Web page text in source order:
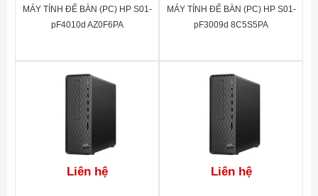
MÁY TÍNH ĐỂ BÀN (PC) HP S01-
pF4010d AZ0F6PA
MÁY TÍNH ĐỂ BÀN (PC) HP S01-
pF3009d 8C5S5PA
Liên hệ Liên hệ